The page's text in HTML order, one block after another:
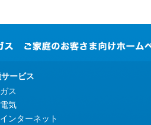
ービス
ガス
電気
インターネット